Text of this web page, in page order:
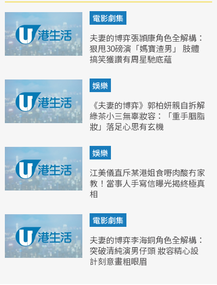
電影劇集
夫妻的博弈張頴康角色全解構：
狠甩30磅演「媽寶渣男」 肢體
搞笑獲讚有周星馳底蘊
娛樂
《夫妻的博弈》郭柏妍親自拆解
綠茶小三無辜妝容：「重手胭脂
妝」落足心思有玄機
娛樂
江美儀直斥某港姐食嘢肉酸冇家
教！當事人手寫信曝光揭終極真
相
電影劇集
夫妻的博弈李海銅角色全解構：
突破清純演男仔頭 妝容精心設
計刻意畫粗眼眉